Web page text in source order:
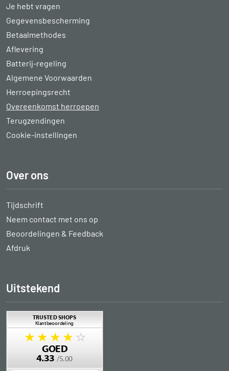
Je hebt vragen
Gegevensbescherming
Betaalmethodes
Aflevering
Batterij-regeling
Algemene Voorwaarden
Herroepingsrecht
Overeenkomst herroepen
Terugzendingen
Cookie-instellingen
Over ons
Tijdschrift
Neem contact met ons op
Beoordelingen & Feedback
Afdruk
Uitstekend